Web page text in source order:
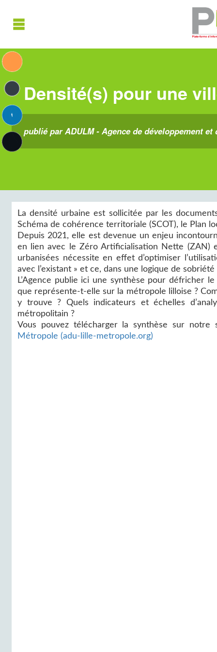
Densité(s) pour une
publié par ADULM - Agence de développement
La densité urbaine est sollicitée par les
Schéma de cohérence territoriale (SCOT), le Plan
Depuis 2021, elle est devenue un enjeu
en lien avec le Zéro Artificialisation Nette (ZAN)
urbanisées nécessite en effet d’optimiser
avec l’existant » et ce, dans une logique de
L’Agence publie ici une synthèse pour défricher
que représente-t-elle sur la métropole lilloise ?
y trouve ? Quels indicateurs et échelles
métropolitain ?
Vous pouvez télécharger la synthèse sur
Métropole (adu-lille-metropole.org)